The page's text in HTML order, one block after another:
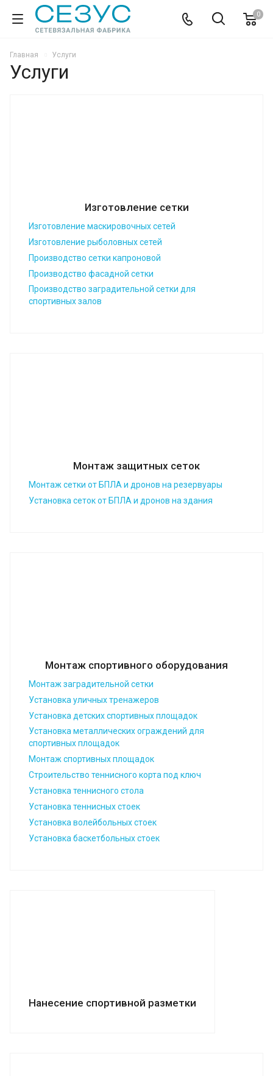
0
Главная Услуги
Услуги
Изготовление сетки
Изготовление маскировочных сетей
Изготовление рыболовных сетей
Производство сетки капроновой
Производство фасадной сетки
Производство заградительной сетки для
спортивных залов
Монтаж защитных сеток
Монтаж сетки от БПЛА и дронов на резервуары
Установка сеток от БПЛА и дронов на здания
Монтаж спортивного оборудования
Монтаж заградительной сетки
Установка уличных тренажеров
Установка детских спортивных площадок
Установка металлических ограждений для
спортивных площадок
Монтаж спортивных площадок
Строительство теннисного корта под ключ
Установка теннисного стола
Установка теннисных стоек
Установка волейбольных стоек
Установка баскетбольных стоек
Нанесение спортивной разметки